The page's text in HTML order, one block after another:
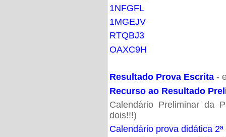
1NFGFL
1MGEJV
RTQBJ3
OAXC9H
Resultado Prova Escrita -
Recurso ao Resultado
Calendário Preliminar da
dois!!!)
Calendário prova didática